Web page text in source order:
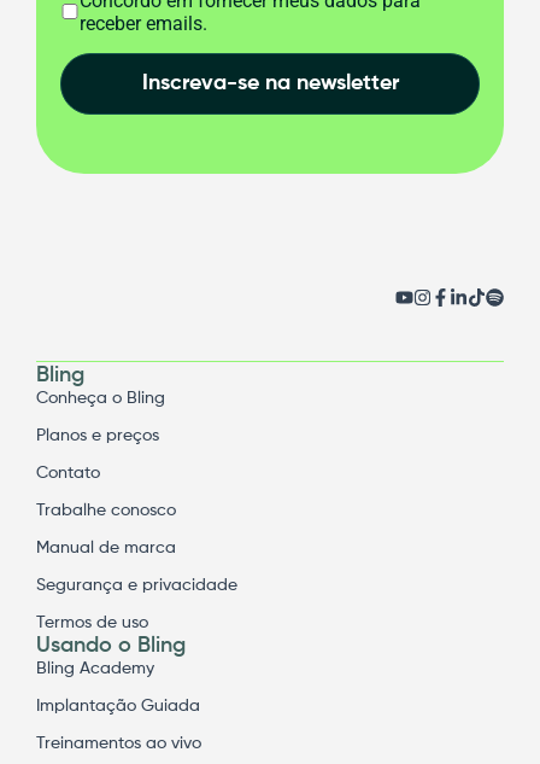
receber emails.
Inscreva-se na newsletter
Bling
Conheça o Bling
Planos e preços
Contato
Trabalhe conosco
Manual de marca
Segurança e privacidade
Termos de uso
Usando o Bling
Bling Academy
Implantação Guiada
Treinamentos ao vivo